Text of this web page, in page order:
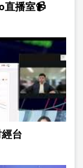
直播室📹
台